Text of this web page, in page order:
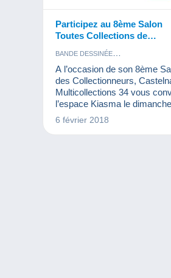
Participez au 8ème Salon
Toutes Collections de
Castelnau-le-Lez !
BANDE DESSINÉE
BISTROT ET ALIMENTATION
ÉVÉNEMENTS DELCAMPE
VIEUX DOCUMENTS
A l’occasion de son 8ème
des Collectionneurs,
Multicollections 34 vous
l’espace Kiasma le
février.
6 février 2018